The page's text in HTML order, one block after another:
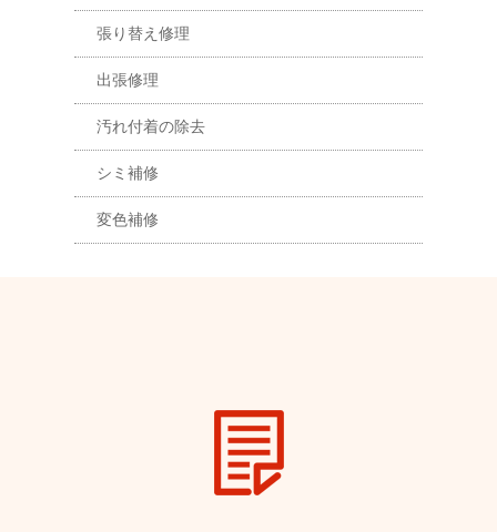
張り替え修理
出張修理
汚れ付着の除去
シミ補修
変色補修